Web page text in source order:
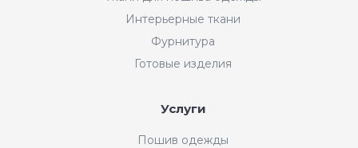
Интерьерные ткани
Фурнитура
Готовые изделия
Услуги
Пошив одежды